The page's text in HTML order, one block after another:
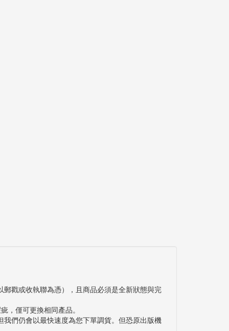
戳或收執聯為憑），且商品必須是全新狀態與完
，僅可更換相同產品。
們仍會以最快速度為您下單調貨。但恐原出版機